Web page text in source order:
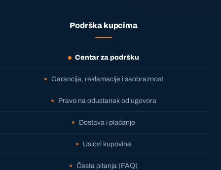
Podrška kupcima
Centar za podršku
Garancija, reklamacije i saobraznost
Pravo na odustanak od ugovora
Dostava i plaćanje
Uslovi kupovine
Česta pitanja (FAQ)